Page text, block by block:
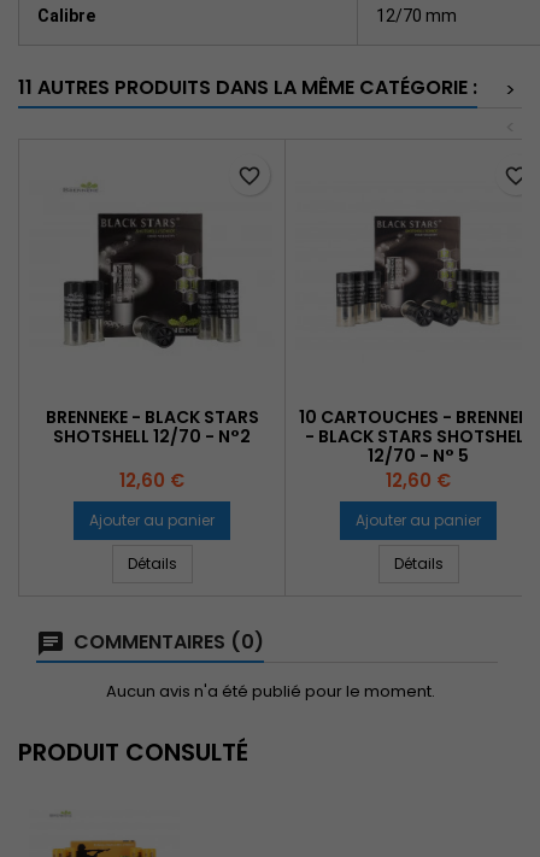
Calibre 12/70 mm
11 AUTRES PRODUITS DANS LA MÊME CATÉGORIE :
>
BRENNEKE - BLACK STARS
SHOTSHELL 12/70 - N°2
Prix
12,60 €
Ajouter au panier
Détails
favorite_border
10 CARTOUCHES - BRENNEKE
- BLACK STARS SHOTSHELL
12/70 - N° 5
Prix
12,60 €
Ajouter au panier
Détails
favorite_border
COMMENTAIRES (0)
Aucun avis n'a été publié pour le moment.
PRODUIT CONSULTÉ